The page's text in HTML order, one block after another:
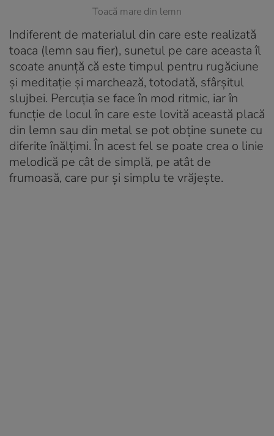
Toacă mare din lemn
Indiferent de materialul din care este realizată
toaca (lemn sau fier), sunetul pe care aceasta îl
scoate anunță că este timpul pentru rugăciune
și meditație și marchează, totodată, sfârșitul
slujbei. Percuția se face în mod ritmic, iar în
funcție de locul în care este lovită această placă
din lemn sau din metal se pot obține sunete cu
diferite înălțimi. În acest fel se poate crea o linie
melodică pe cât de simplă, pe atât de
frumoasă, care pur și simplu te vrăjește.